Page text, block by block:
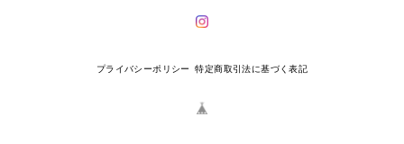
プライバシーポリシー 特定商取引法に基づく表記